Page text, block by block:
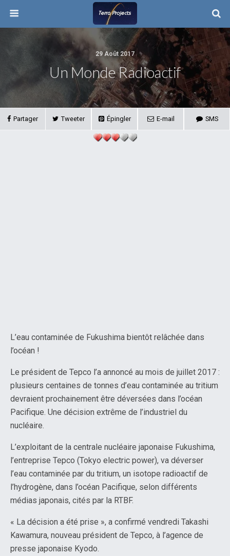
29 Août 2017
Un Monde Radioactif
Partager Tweeter Épingler E-mail SMS
L’eau contaminée de Fukushima bientôt relâchée dans
l’océan !
Le président de Tepco l’a annoncé au mois de juillet 2017 :
plusieurs centaines de tonnes d’eau contaminée au tritium
devraient prochainement être déversées dans l’océan
Pacifique. Une décision extrême de l’industriel du
nucléaire.
L’exploitant de la centrale nucléaire japonaise Fukushima,
l’entreprise Tepco (Tokyo electric power), va déverser
l’eau contaminée par du tritium, un isotope radioactif de
l’hydrogène, dans l’océan Pacifique, selon différents
médias japonais, cités par la RTBF.
« La décision a été prise », a confirmé vendredi Takashi
Kawamura, nouveau président de Tepco, à l’agence de
presse japonaise Kyodo.